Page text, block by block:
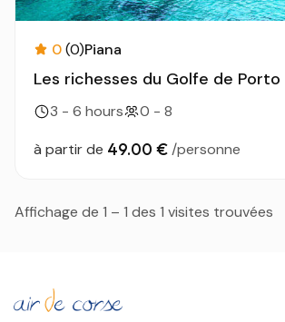
0(0)Piana
Les richesses du Golfe de Porto
3 - 6 hours
0 - 8
à partir de 49.00 € /personne
Affichage de 1 – 1 des 1 visites trouvées